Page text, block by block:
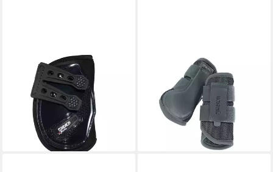
Gamaschen Eskadron Basics
Pro.Flex Sport Compact
Gamaschen hinten
79,95 €
lieferbar - in 6-7 Werktagen bei dir
Dressurgamaschen Eskadron
Mesh Gamaschen
49,95 €
lieferbar - in 2-3 Werktagen bei dir